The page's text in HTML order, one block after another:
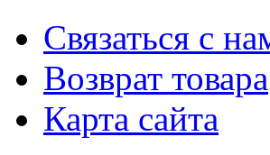
Связаться с
Возврат товара
Карта сайта